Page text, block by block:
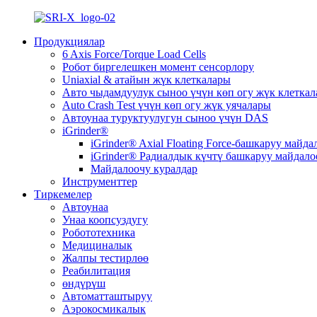
Продукциялар
6 Axis Force/Torque Load Cells
Робот биргелешкен момент сенсорлору
Uniaxial & атайын жүк клеткалары
Авто чыдамдуулук сыноо үчүн көп огу жүк
Auto Crash Test үчүн көп огу жүк уячалары
Автоунаа туруктуулугун сыноо үчүн DAS
iGrinder®
iGrinder® Axial Floating Force-башкаруу
iGrinder® Радиалдык күчтү башкаруу
Майдалоочу куралдар
Инструменттер
Тиркемелер
Автоунаа
Унаа коопсуздугу
Робототехника
Медициналык
Жалпы тестирлөө
Реабилитация
өндүрүш
Автоматташтыруу
Аэрокосмикалык